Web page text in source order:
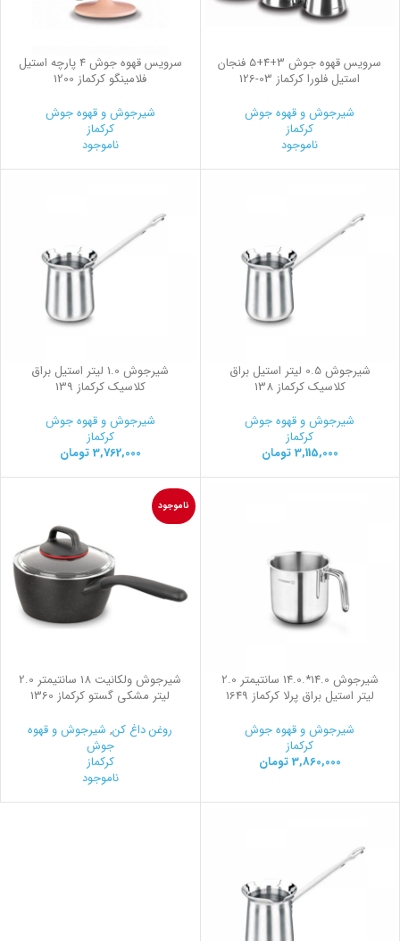
سرویس قهوه جوش 3+4+5 فنجان
استیل فلورا کرکماز 126-03
شیرجوش و قهوه جوش
کرکماز
ناموجود
سرویس قهوه جوش 4 پارچه استیل
فلامینگو کرکماز 1200
شیرجوش و قهوه جوش
کرکماز
ناموجود
شیرجوش 0.5 لیتر استیل براق
کلاسیک کرکماز 138
شیرجوش و قهوه جوش
کرکماز
3,115,000 تومان
شیرجوش 1.0 لیتر استیل براق
کلاسیک کرکماز 139
شیرجوش و قهوه جوش
کرکماز
3,762,000 تومان
شیرجوش 14.0*.14.0 سانتیمتر 2.0
لیتر استیل براق پرلا کرکماز 1649
شیرجوش و قهوه جوش
کرکماز
3,860,000 تومان
ناموجود
شیرجوش ولکانیت 18 سانتیمتر 2.0
لیتر مشکی گستو کرکماز 1360
روغن داغ کن, شیرجوش و قهوه
جوش
کرکماز
ناموجود